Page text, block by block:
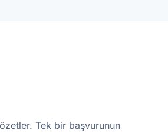
Tek bir başvurunun